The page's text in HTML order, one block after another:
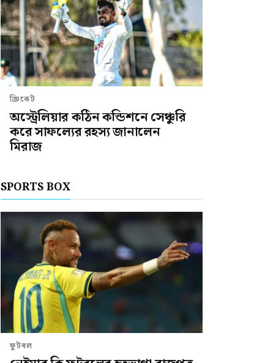
ক্রিকেট
অস্ট্রেলিয়ার কঠিন কন্ডিশনে সেঞ্চুরি
করে সাফল্যের রহস্য জানালেন
মিরাজ
SPORTS BOX
ফুটবল